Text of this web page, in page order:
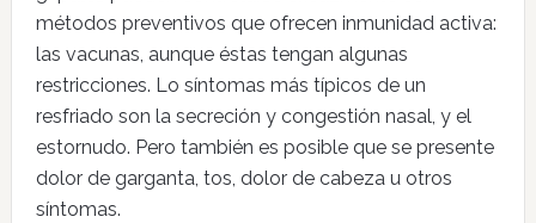
métodos preventivos que ofrecen inmunidad activa:
las vacunas, aunque éstas tengan algunas
restricciones. Lo síntomas más típicos de un
resfriado son la secreción y congestión nasal, y el
estornudo. Pero también es posible que se presente
dolor de garganta, tos, dolor de cabeza u otros
síntomas.